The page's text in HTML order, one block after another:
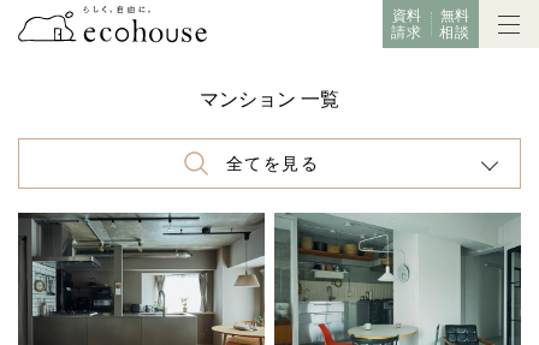
資料
請求
無料
相談
マンション 一覧
全てを見る